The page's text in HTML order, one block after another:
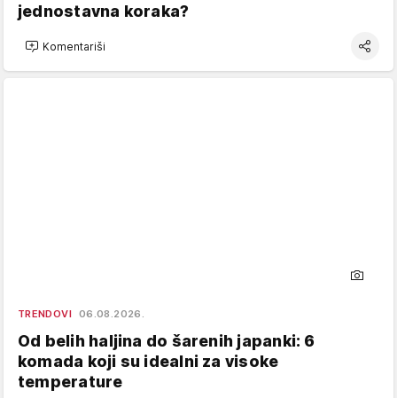
jednostavna koraka?
Komentariši
TRENDOVI 06.08.2026.
Od belih haljina do šarenih japanki: 6
komada koji su idealni za visoke
temperature